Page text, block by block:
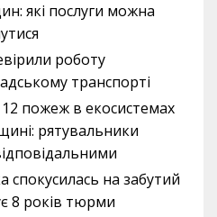
які послуги можна
роботу
транспорті
12 пожеж в екосистемах
рятувальники
спокусилась на забутий
8 років тюрми